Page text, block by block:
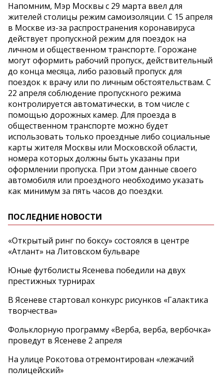
Напомним, Мэр Москвы с 29 марта ввел для
жителей столицы режим самоизоляции. С 15 апреля
в Москве из-за распространения коронавируса
действует пропускной режим для поездок на
личном и общественном транспорте. Горожане
могут оформить рабочий пропуск, действительный
до конца месяца, либо разовый пропуск для
поездок к врачу или по личным обстоятельствам. С
22 апреля соблюдение пропускного режима
контролируется автоматически, в том числе с
помощью дорожных камер. Для проезда в
общественном транспорте можно будет
использовать только проездные либо социальные
карты жителя Москвы или Московской области,
номера которых должны быть указаны при
оформлении пропуска. При этом данные своего
автомобиля или проездного необходимо указать
как минимум за пять часов до поездки.
ПОСЛЕДНИЕ НОВОСТИ
«Открытый ринг по боксу» состоялся в центре
«Атлант» на Литовском бульваре
Юные футболисты Ясенева победили на двух
престижных турнирах
В Ясеневе стартовал конкурс рисунков «Галактика
творчества»
Фольклорную программу «Верба, верба, вербочка»
проведут в Ясеневе 2 апреля
На улице Рокотова отремонтирован «лежачий
полицейский»